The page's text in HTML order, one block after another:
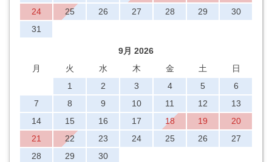
24
25 26 27 28 29
30
31
9月 2026
月
火 水 木 金 土
日
1
2 3 4 5
6
7
8 9 10 11 12
13
14
15 16 17 18 19
20
21
22 23 24 25 26
27
28
29 30